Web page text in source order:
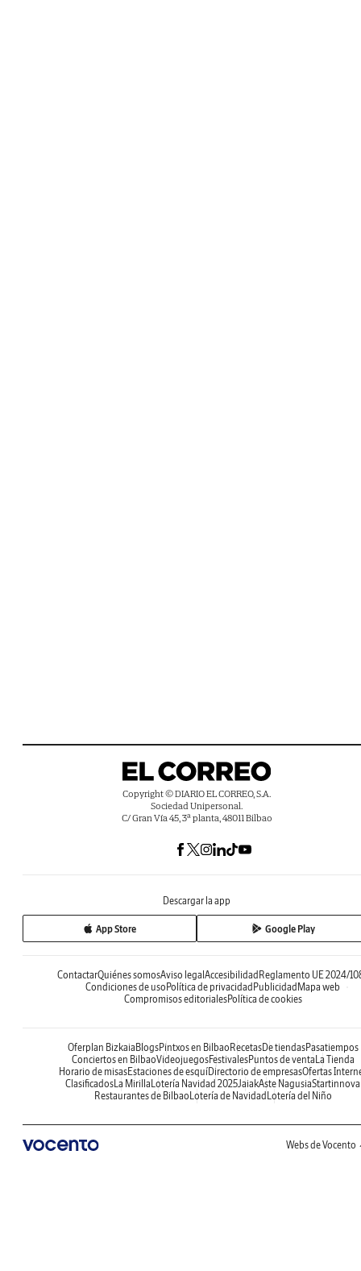
Copyright © DIARIO EL CORREO, S.A.
Sociedad Unipersonal.
C/ Gran Vía 45, 3ª planta, 48011 Bilbao
Descargar la app
App Store Google Play
ContactarQuiénes somosAviso legal Accesibilidad Reglamento UE 2024/
Condiciones de uso Política de privacidad Publicidad Mapa web
Compromisos editorialesPolítica de cookies
Oferplan Bizkaia BlogsPintxos en Bilbao RecetasDe tiendasPasatiempos
Conciertos en BilbaoVideojuegosFestivalesPuntos de venta La Tienda
Horario de misasEstaciones de esquíDirectorio de empresasOfertas
ClasificadosLa Mirilla Lotería Navidad 2025JaiakAste NagusiaStartinnova
Restaurantes de Bilbao Lotería de Navidad Lotería del Niño
Webs de Vocento